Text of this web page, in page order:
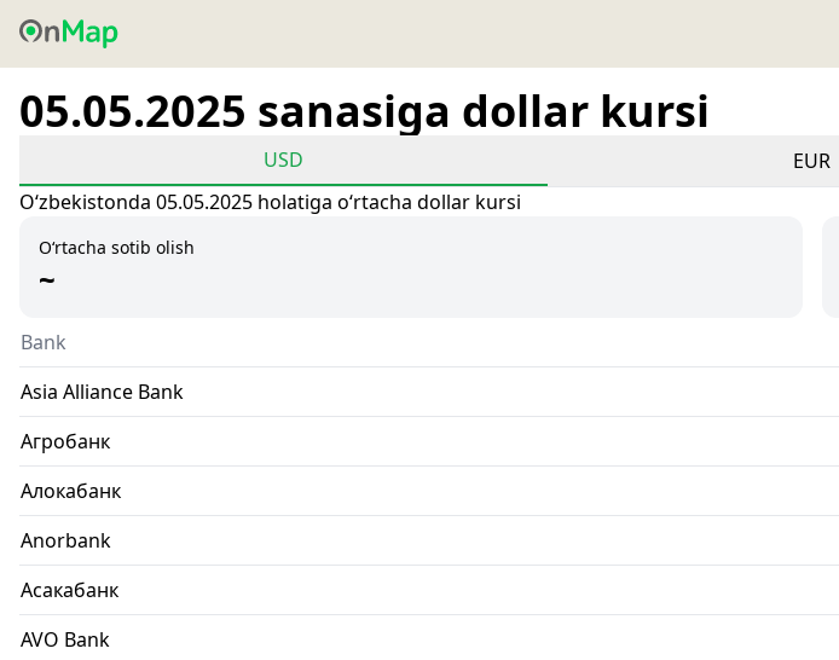
05.05.2025 sanasiga dollar kursi
USD EUR
Oʻzbekistonda 05.05.2025 holatiga oʻrtacha dollar kursi
O‘rtacha sotib olish
~
Bank
Asia Alliance Bank
Агробанк
Алокабанк
Anorbank
Асакабанк
AVO Bank